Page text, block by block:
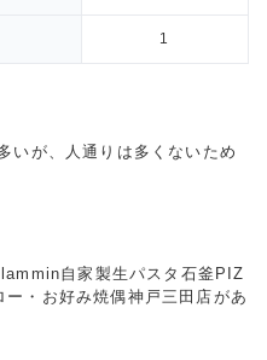
1
いが、人通りは多くないため
自家製生パスタ石釜PIZ
・お好み焼偶神戸三田店があ